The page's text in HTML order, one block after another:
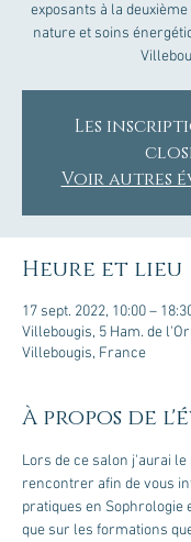
exposants à la
nature et soins
Les
Voir autres
Heure et lieu
17 sept. 2022, 10:00 –
Villebougis, 5 Ham. de
Villebougis, France
À propos de
Lors de ce salon j'aurai
rencontrer afin de vous
pratiques en Sophrologie
que sur les formations